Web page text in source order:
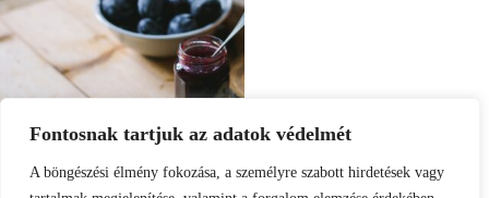
Fontosnak tartjuk az adatok védelmét
A böngészési élmény fokozása, a személyre szabott hirdetések vagy